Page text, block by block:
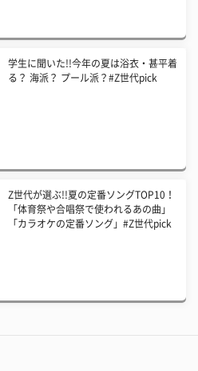
学生に聞いた!!今年の夏は浴衣・甚平着
る？ 海派？ プール派？#Z世代pick
Z世代が選ぶ!!夏の定番ソングTOP10！
「体育祭や合唱祭で使われるあの曲」
「カラオケの定番ソング」#Z世代pick